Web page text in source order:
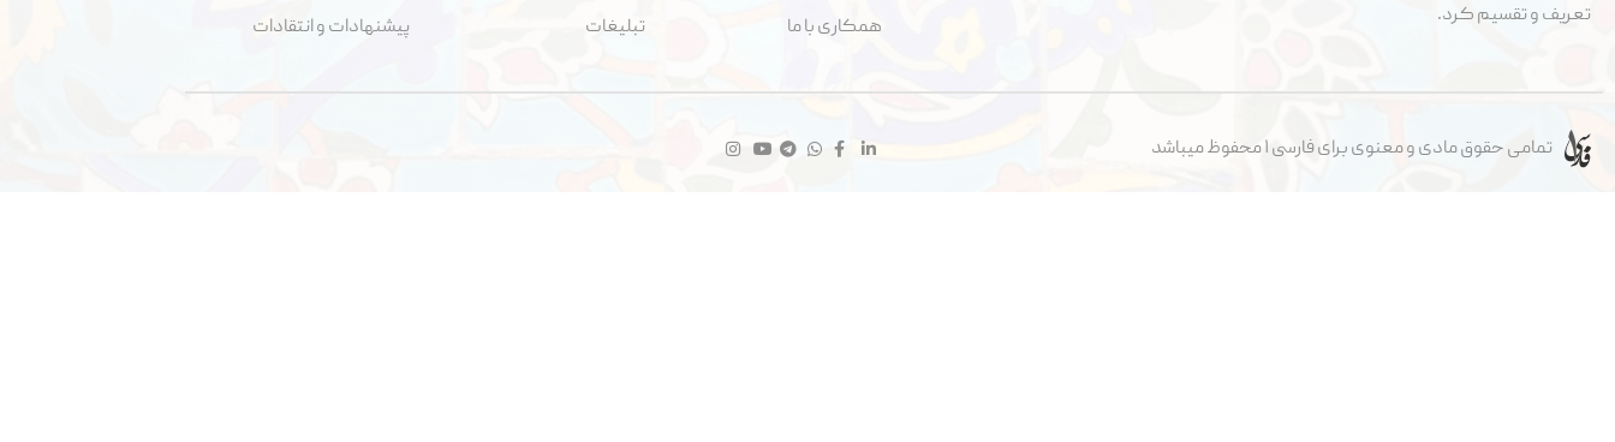
تعریف و تقسيم کرد.
همکاری با ما
تبلیغات
پیشنهادات و انتقادات
تمامی حقوق مادی و معنوی برای فارسی ۱ محفوظ میباشد